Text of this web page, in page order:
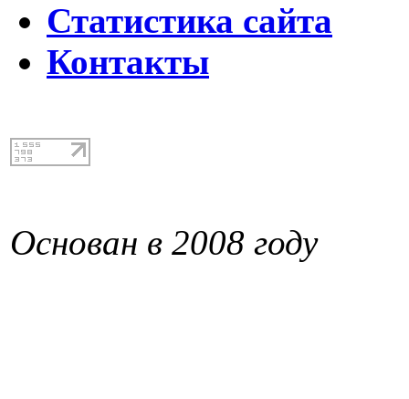
Статистика сайта
Контакты
Основан в 2008 году